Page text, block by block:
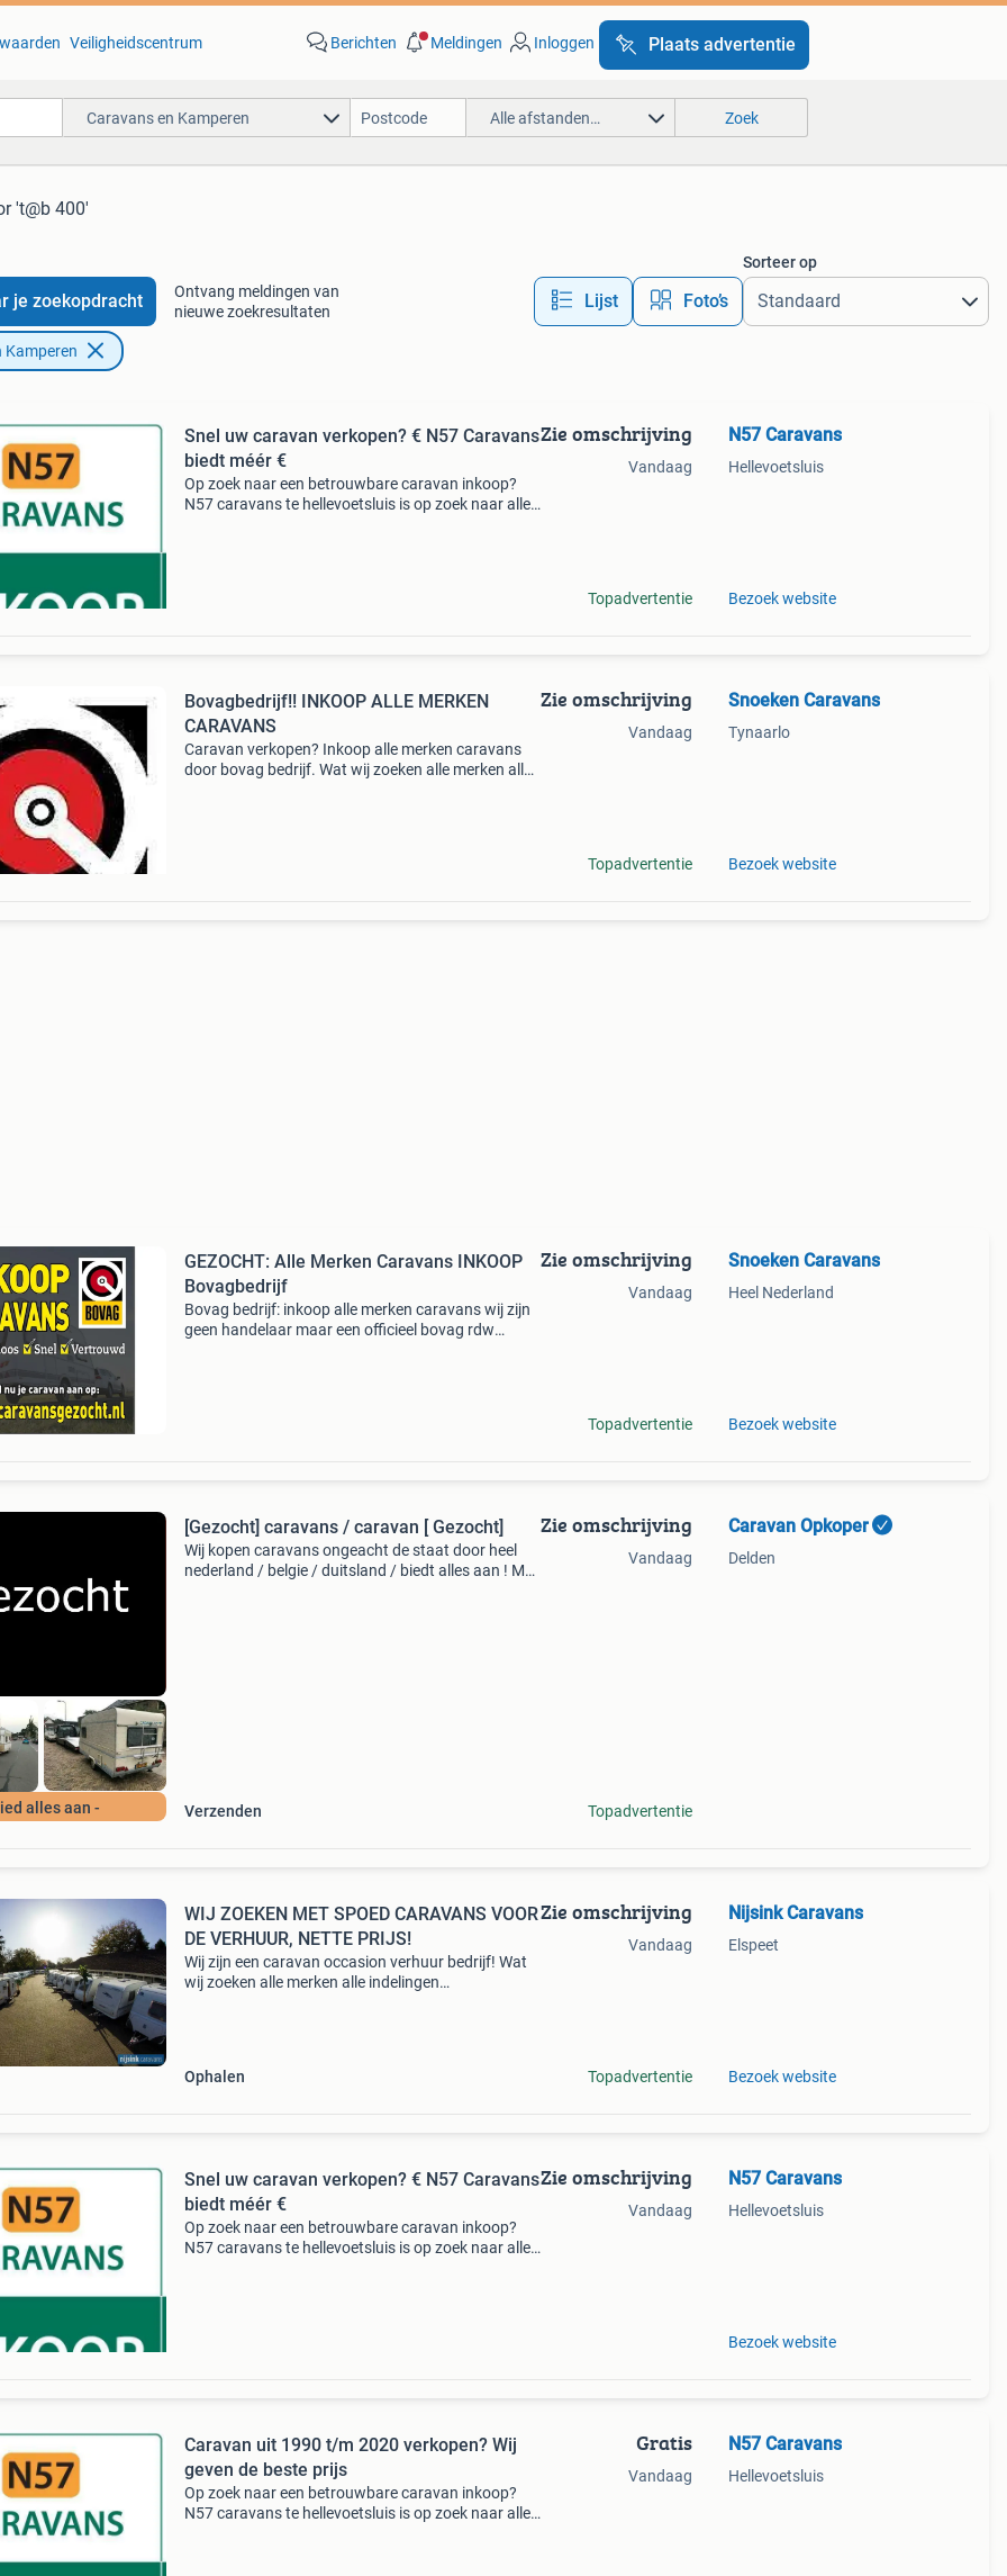
Veiligheidscentrum Berichten Meldingen Inloggen Plaats advertentie
Caravans en Kamperen Alle afstanden… Zoek
't@b 400'
je zoekopdracht
Ontvang meldingen van
nieuwe zoekresultaten
Lijst Foto’s
Sorteer op
Kamperen
Snel uw caravan verkopen? € N57 Caravans
biedt méér €
Op zoek naar een betrouwbare caravan inkoop?
N57 caravans te hellevoetsluis is op zoek naar alle
Zie omschrijving
Vandaag
Topadvertentie
N57 Caravans
Hellevoetsluis
Bezoek website
Bovagbedrijf!! INKOOP ALLE MERKEN
CARAVANS
Caravan verkopen? Inkoop alle merken caravans
door bovag bedrijf. Wat wij zoeken alle merken alle
Zie omschrijving
Vandaag
Topadvertentie
Snoeken Caravans
Tynaarlo
Bezoek website
GEZOCHT: Alle Merken Caravans INKOOP
Bovagbedrijf
Bovag bedrijf: inkoop alle merken caravans wij zijn
geen handelaar maar een officieel bovag rdw
Zie omschrijving
Vandaag
Topadvertentie
Snoeken Caravans
Heel Nederland
Bezoek website
alles aan -
[Gezocht] caravans / caravan [ Gezocht]
Wij kopen caravans ongeacht de staat door heel
nederland / belgie / duitsland / biedt alles aan ! Met
Verzenden
Zie omschrijving
Vandaag
Topadvertentie
Caravan Opkoper
Delden
WIJ ZOEKEN MET SPOED CARAVANS VOOR
DE VERHUUR, NETTE PRIJS!
Wij zijn een caravan occasion verhuur bedrijf! Wat
wij zoeken alle merken alle indelingen
Ophalen
Zie omschrijving
Vandaag
Topadvertentie
Nijsink Caravans
Elspeet
Bezoek website
Snel uw caravan verkopen? € N57 Caravans
biedt méér €
Op zoek naar een betrouwbare caravan inkoop?
N57 caravans te hellevoetsluis is op zoek naar alle
Zie omschrijving
Vandaag
N57 Caravans
Hellevoetsluis
Bezoek website
Caravan uit 1990 t/m 2020 verkopen? Wij
geven de beste prijs
Op zoek naar een betrouwbare caravan inkoop?
N57 caravans te hellevoetsluis is op zoek naar alle
Gratis
Vandaag
N57 Caravans
Hellevoetsluis